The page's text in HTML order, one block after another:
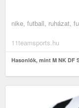
nike, futball, ruházat,
11teamsports.hu
Hasonlók, mint M NK DF